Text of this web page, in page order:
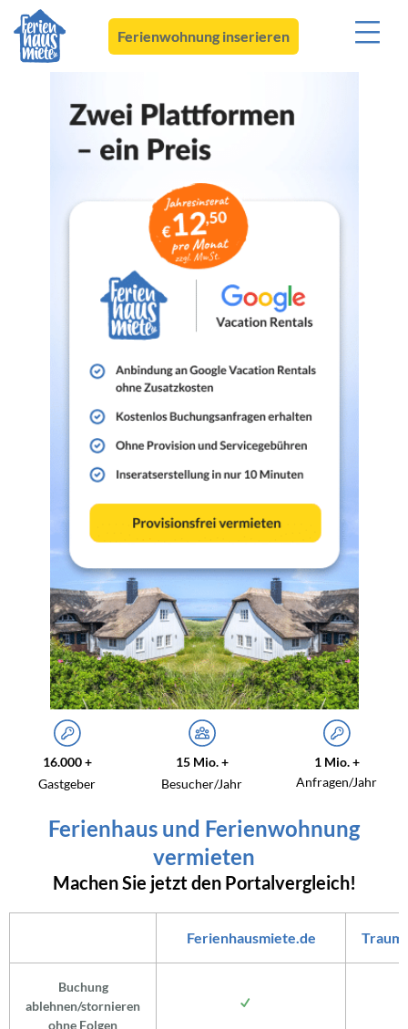
Ferienwohnung inserieren
16.000 +
Gastgeber
15 Mio. +
Besucher/Jahr
1 Mio. +
Anfragen/Jahr
Ferienhaus und Ferienwohnung
vermieten
Machen Sie jetzt den Portalvergleich!
Ferienhausmiete.de
Buchung
ablehnen/stornieren
ohne Folgen